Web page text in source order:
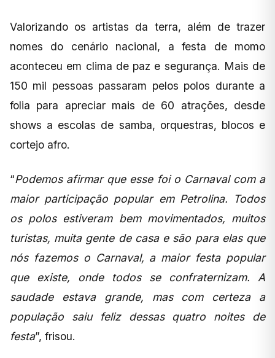
Valorizando os artistas da terra, além de trazer
nomes do cenário nacional, a festa de momo
aconteceu em clima de paz e segurança. Mais de
150 mil pessoas passaram pelos polos durante a
folia para apreciar mais de 60 atrações, desde
shows a escolas de samba, orquestras, blocos e
cortejo afro.
“Podemos afirmar que esse foi o Carnaval com a
maior participação popular em Petrolina. Todos
os polos estiveram bem movimentados, muitos
turistas, muita gente de casa e são para elas que
nós fazemos o Carnaval, a maior festa popular
que existe, onde todos se confraternizam. A
saudade estava grande, mas com certeza a
população saiu feliz dessas quatro noites de
festa”, frisou.